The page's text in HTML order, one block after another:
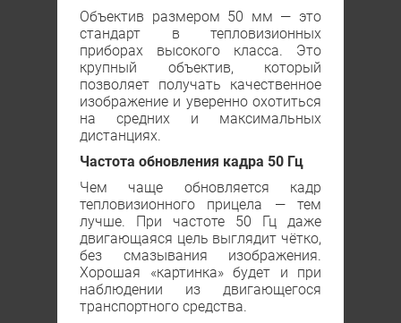
Объектив размером 50 мм — это
стандарт в тепловизионных
приборах высокого класса. Это
крупный объектив, который
позволяет получать качественное
изображение и уверенно охотиться
на средних и максимальных
дистанциях.
Частота обновления кадра 50 Гц
Чем чаще обновляется кадр
тепловизионного прицела — тем
лучше. При частоте 50 Гц даже
двигающаяся цель выглядит чётко,
без смазывания изображения.
Хорошая «картинка» будет и при
наблюдении из двигающегося
транспортного средства.